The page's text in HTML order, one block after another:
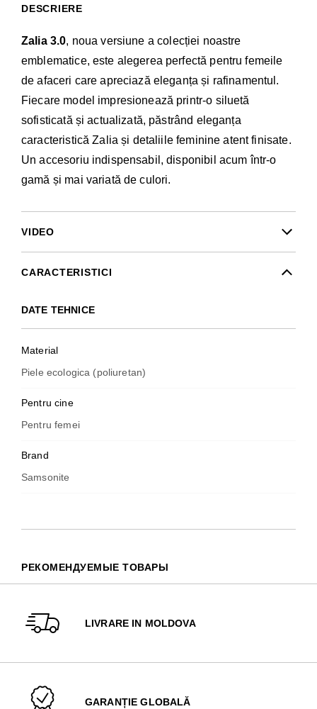
DESCRIERE
Zalia 3.0, noua versiune a colecției noastre
emblematice, este alegerea perfectă pentru femeile
de afaceri care apreciază eleganța și rafinamentul.
Fiecare model impresionează printr-o siluetă
sofisticată și actualizată, păstrând eleganța
caracteristică Zalia și detaliile feminine atent finisate.
Un accesoriu indispensabil, disponibil acum într-o
gamă și mai variată de culori.
VIDEO
CARACTERISTICI
DATE TEHNICE
Material
Piele ecologica (poliuretan)
Pentru cine
Pentru femei
Brand
Samsonite
РЕКОМЕНДУЕМЫЕ ТОВАРЫ
LIVRARE IN MOLDOVA
GARANȚIE GLOBALĂ